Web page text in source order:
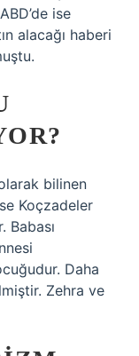
ise
alacağı haberi
bilinen
Koçzadeler
Babası
Daha
Zehra ve